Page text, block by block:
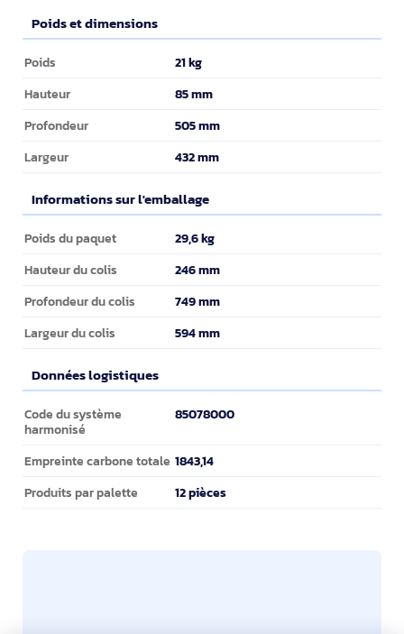
Poids et dimensions
Poids et dimensions
Poids 21 kg
Hauteur 85 mm
Profondeur 505 mm
Largeur 432 mm
Informations sur l'emballage
Informations sur l'emballage
Poids du paquet 29,6 kg
Hauteur du colis 246 mm
Profondeur du colis 749 mm
Largeur du colis 594 mm
Données logistiques
Données logistiques
Code du système
harmonisé
85078000
Empreinte carbone totale 1843,14
Produits par palette 12 pièces